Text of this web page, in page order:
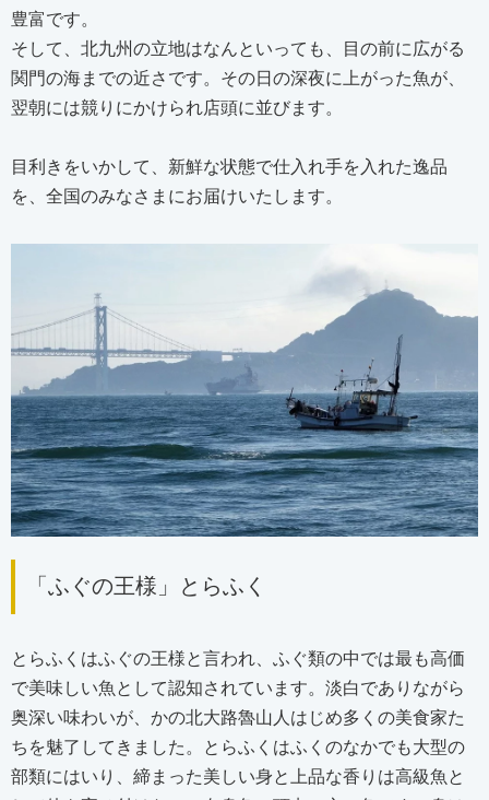
豊富です。
そして、北九州の立地はなんといっても、目の前に広がる
関門の海までの近さです。その日の深夜に上がった魚が、
翌朝には競りにかけられ店頭に並びます。
目利きをいかして、新鮮な状態で仕入れ手を入れた逸品
を、全国のみなさまにお届けいたします。
「ふぐの王様」とらふく
とらふくはふぐの王様と言われ、ふぐ類の中では最も高価
で美味しい魚として認知されています。淡白でありながら
奥深い味わいが、かの北大路魯山人はじめ多くの美食家た
ちを魅了してきました。とらふくはふくのなかでも大型の
部類にはいり、締まった美しい身と上品な香りは高級魚と